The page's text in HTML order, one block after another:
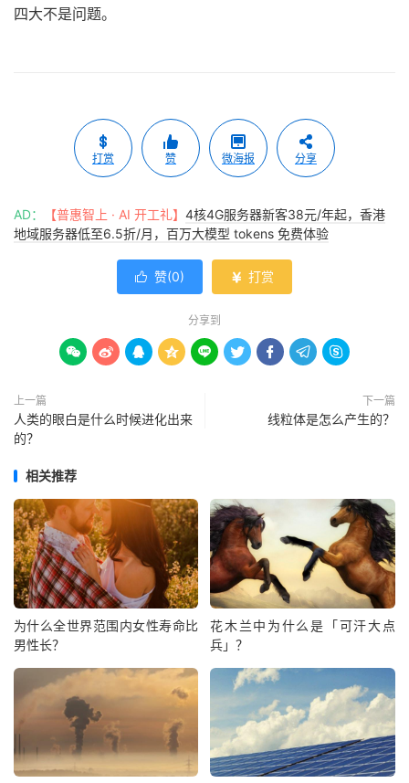
四大不是问题。
打赏 赞 微海报 分享
AD： 【普惠智上 · AI 开工礼】 4核4G服务器新客38元/年起，香港
地域服务器低至6.5折/月，百万大模型 tokens 免费体验
 赞(0)  打赏
分享到
        
上一篇
人类的眼白是什么时候进化出来
的？
下一篇
线粒体是怎么产生的？
相关推荐
为什么全世界范围内女性寿命比
男性长？
花木兰中为什么是「可汗大点
兵」？